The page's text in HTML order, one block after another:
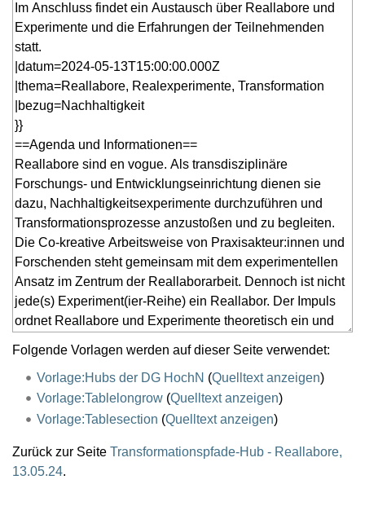
Folgende Vorlagen werden auf dieser Seite verwendet:
Vorlage:Hubs der DG HochN (Quelltext anzeigen)
Vorlage:Tablelongrow(Quelltext anzeigen)
Vorlage:Tablesection (Quelltext anzeigen)
Zurück zur Seite Transformationspfade-Hub - Reallabore,
13.05.24.